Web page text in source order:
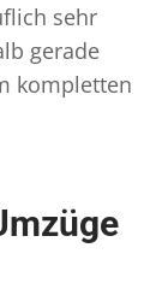
sehr
gerade
kompletten